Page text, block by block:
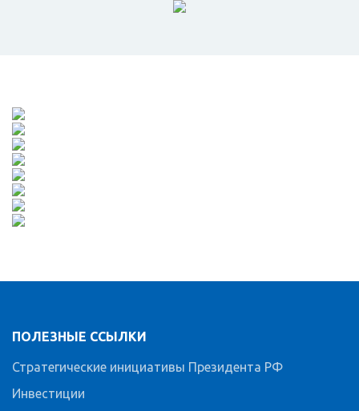
ПОЛЕЗНЫЕ ССЫЛКИ
Стратегические инициативы Президента РФ
Инвестиции